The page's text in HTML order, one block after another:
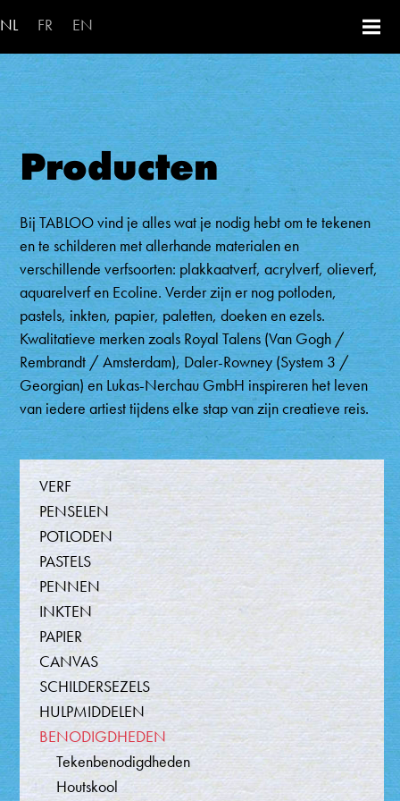
Overslaan en naar de inhoud
NL FR EN
Producten
Bij TABLOO vind je alles wat je nodig hebt om te tekenen
en te schilderen met allerhande materialen en
verschillende verfsoorten: plakkaatverf, acrylverf, olieverf,
aquarelverf en Ecoline. Verder zijn er nog potloden,
pastels, inkten, papier, paletten, doeken en ezels.
Kwalitatieve merken zoals Royal Talens (Van Gogh /
Rembrandt / Amsterdam), Daler-Rowney (System 3 /
Georgian) en Lukas-Nerchau GmbH inspireren het leven
van iedere artiest tijdens elke stap van zijn creatieve reis.
Producten
VERF
PENSELEN
POTLODEN
PASTELS
PENNEN
INKTEN
PAPIER
CANVAS
SCHILDERSEZELS
HULPMIDDELEN
BENODIGDHEDEN
Tekenbenodigdheden
Houtskool